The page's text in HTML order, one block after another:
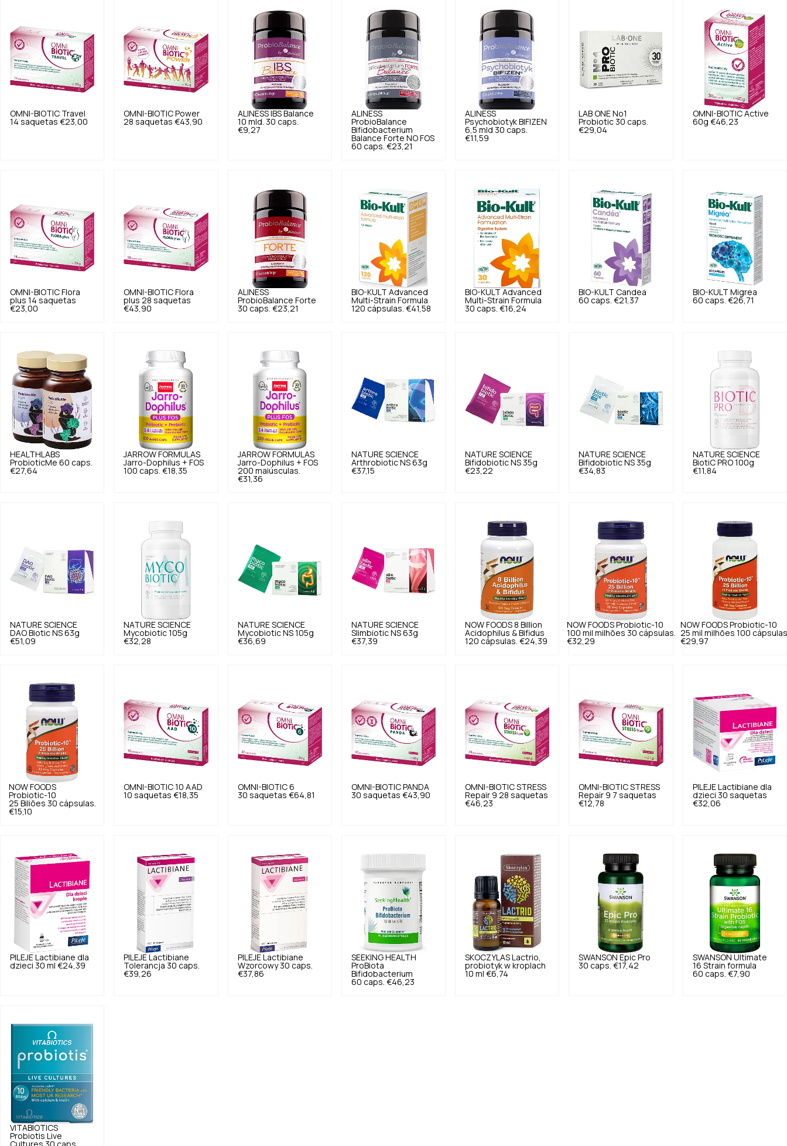
OMNI-BIOTIC Travel
14 saquetas €23,00
OMNI-BIOTIC Power
28 saquetas €43,90
ALINESS
IBS Balance
10 mld. 30 caps.
€9,27
ALINESS
ProbioBalance
Bifidobacterium
Balance Forte NO FOS
60 caps. €23,21
ALINESS
Psychobiotyk BIFIZEN
6,5 mld 30 caps.
€11,59
LAB ONE No1
Probiotic 30 caps.
€29,04
OMNI-BIOTIC Active
60g €46,23
OMNI-BIOTIC Flora
plus 14 saquetas
€23,00
OMNI-BIOTIC Flora
plus 28 saquetas
€43,90
ALINESS
ProbioBalance Forte
30 caps. €23,21
BIO-KULT Advanced
Multi-Strain Formula
120 cápsulas. €41,58
BIO-KULT Advanced
Multi-Strain Formula
30 caps. €16,24
BIO-KULT Candea
60 caps. €21,37
BIO-KULT Migrea
60 caps. €26,71
HEALTHLABS
ProbioticMe 60 caps.
€27,64
JARROW FORMULAS
Jarro-Dophilus + FOS
100 caps. €18,35
JARROW FORMULAS
Jarro-Dophilus + FOS
200 maiúsculas.
€31,36
NATURE SCIENCE
Arthrobiotic NS 63g
€37,15
NATURE SCIENCE
Bifidobiotic NS 35g
€23,22
NATURE SCIENCE
Bifidobiotic NS 35g
€34,83
NATURE SCIENCE
BiotiC PRO 100g
€11,84
NATURE SCIENCE
DAO Biotic NS 63g
€51,09
NATURE SCIENCE
Mycobiotic 105g
€32,28
NATURE SCIENCE
Mycobiotic NS 105g
€36,69
NATURE SCIENCE
Slimbiotic NS 63g
€37,39
NOW FOODS 8 Billion
Acidophilus & Bifidus
120 cápsulas. €24,39
NOW FOODS Probiotic-10
100 mil milhões 30 cápsulas.
€32,29
NOW FOODS Probiotic-10
25 mil milhões 100
€29,97
NOW FOODS
Probiotic-10
25 Biliões 30 cápsulas.
€15,10
OMNI-BIOTIC 10 AAD
10 saquetas €18,35
OMNI-BIOTIC 6
30 saquetas €64,81
OMNI-BIOTIC PANDA
30 saquetas €43,90
OMNI-BIOTIC STRESS
Repair 9 28 saquetas
€46,23
OMNI-BIOTIC STRESS
Repair 9 7 saquetas
€12,78
PILEJE
Lactibiane dla
dzieci 30 saquetas
€32,06
PILEJE
Lactibiane dla
dzieci 30 ml €24,39
PILEJE
Lactibiane
Tolerancja 30 caps.
€39,26
PILEJE
Lactibiane
Wzorcowy 30 caps.
€37,86
SEEKING HEALTH
ProBiota
Bifidobacterium
60 caps. €46,23
SKOCZYLAS
Lactrio,
probiotyk w kroplach
10 ml €6,74
SWANSON Epic Pro
30 caps. €17,42
SWANSON Ultimate
16 Strain formula
60 caps. €7,90
VITABIOTICS
Probiotis Live
Cultures 30 caps.